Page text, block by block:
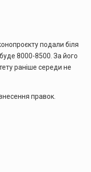
подали біля
8000-8500. За його
раніше середи не
правок.